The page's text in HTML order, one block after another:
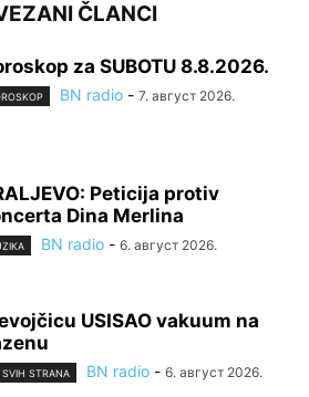
ČLANCI
za SUBOTU 8.8.2026.
BN radio - 7. август 2026.
Peticija protiv
Dina Merlina
BN radio - 6. август 2026.
USISAO vakuum na
SVIH STRANA BN radio - 6. август 2026.